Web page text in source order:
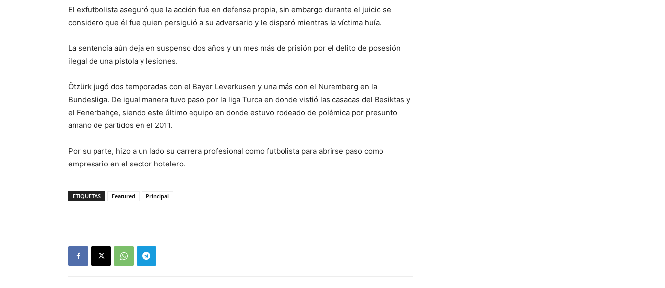
El exfutbolista aseguró que la acción fue en defensa propia, sin embargo durante el juicio se
considero que él fue quien persiguió a su adversario y le disparó mientras la víctima huía.
La sentencia aún deja en suspenso dos años y un mes más de prisión por el delito de posesión
ilegal de una pistola y lesiones.
Ötzürk jugó dos temporadas con el Bayer Leverkusen y una más con el Nuremberg en la
Bundesliga. De igual manera tuvo paso por la liga Turca en donde vistió las casacas del Besiktas y
el Fenerbahçe, siendo este último equipo en donde estuvo rodeado de polémica por presunto
amaño de partidos en el 2011.
Por su parte, hizo a un lado su carrera profesional como futbolista para abrirse paso como
empresario en el sector hotelero.
ETIQUETAS Featured Principal